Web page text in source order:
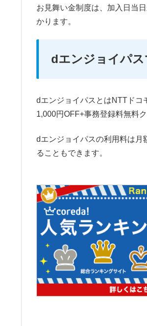
お見舞い金制度は、加入日当
かります。
dエンジョイパ
dエンジョイパスとはNTTドコ
1,000円OFF+事務登録料無料
dエンジョイパスの利用料は月
ることもできます。